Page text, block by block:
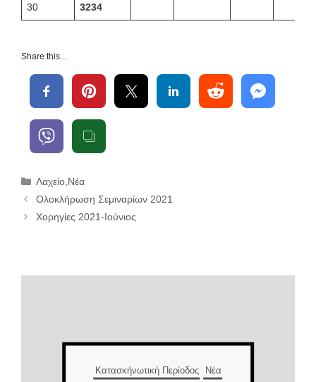
30 3234
Share this...
Κατηγορίες
Λαχείο Νέα
Ολοκλήρωση Σεμιναρίων 2021
Χορηγίες 2021-Ιούνιος
Κατασκήνωτική Περίοδος Νέα